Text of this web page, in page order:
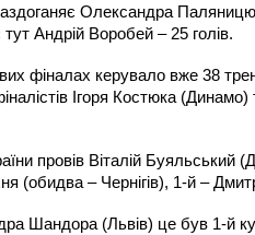
Олександра
Андрій Воробей – 25 голів.
фіналах керувало вже 38
Ігоря Костюка
провів Віталій
(обидва – Чернігів), 1-й –
Шандора (Львів) це був 1-й